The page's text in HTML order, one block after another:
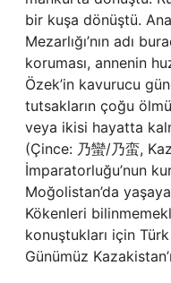
bir kuşa dönüştü.
Mezarlığı’nın adı
koruması, annenin
Özek’in kavurucu
tutsakların çoğu
veya ikisi hayatta
(Çince: 乃蠻/乃蛮,
İmparatorluğu’nun
Moğolistan’da
Kökenleri
konuştukları için
Günümüz